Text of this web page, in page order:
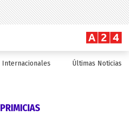
Internacionales Últimas Noticias
PRIMICIAS